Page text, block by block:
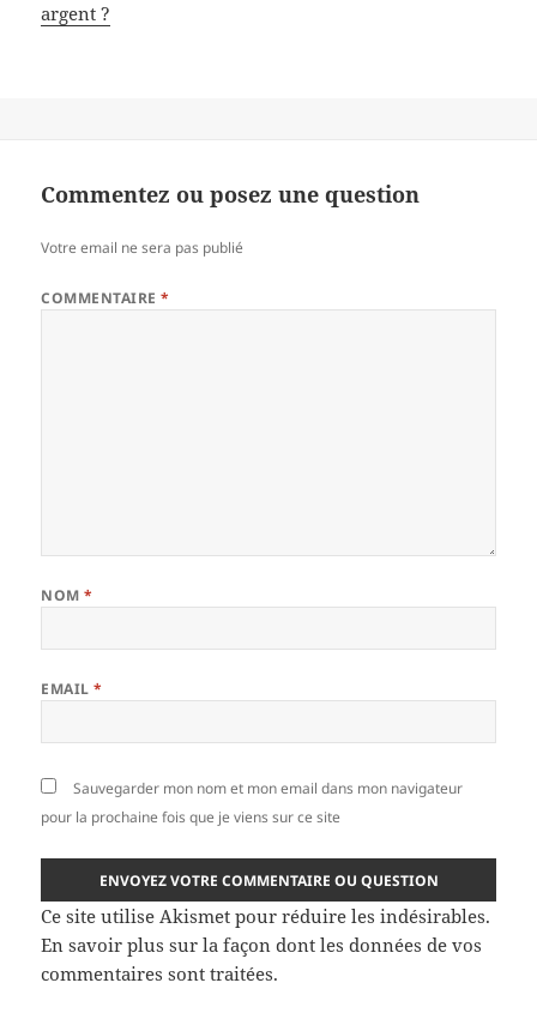
argent ?
Commentez ou posez une question
Votre email ne sera pas publié
COMMENTAIRE*
NOM*
EMAIL*
Sauvegarder mon nom et mon email dans mon navigateur
pour la prochaine fois que je viens sur ce site
Ce site utilise Akismet pour réduire les indésirables.
En savoir plus sur la façon dont les données de vos
commentaires sont traitées.